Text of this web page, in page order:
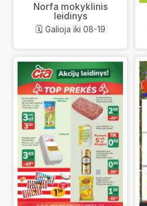
Norfa mokyklinis
leidinys
🗓️ Galioja iki 08-19